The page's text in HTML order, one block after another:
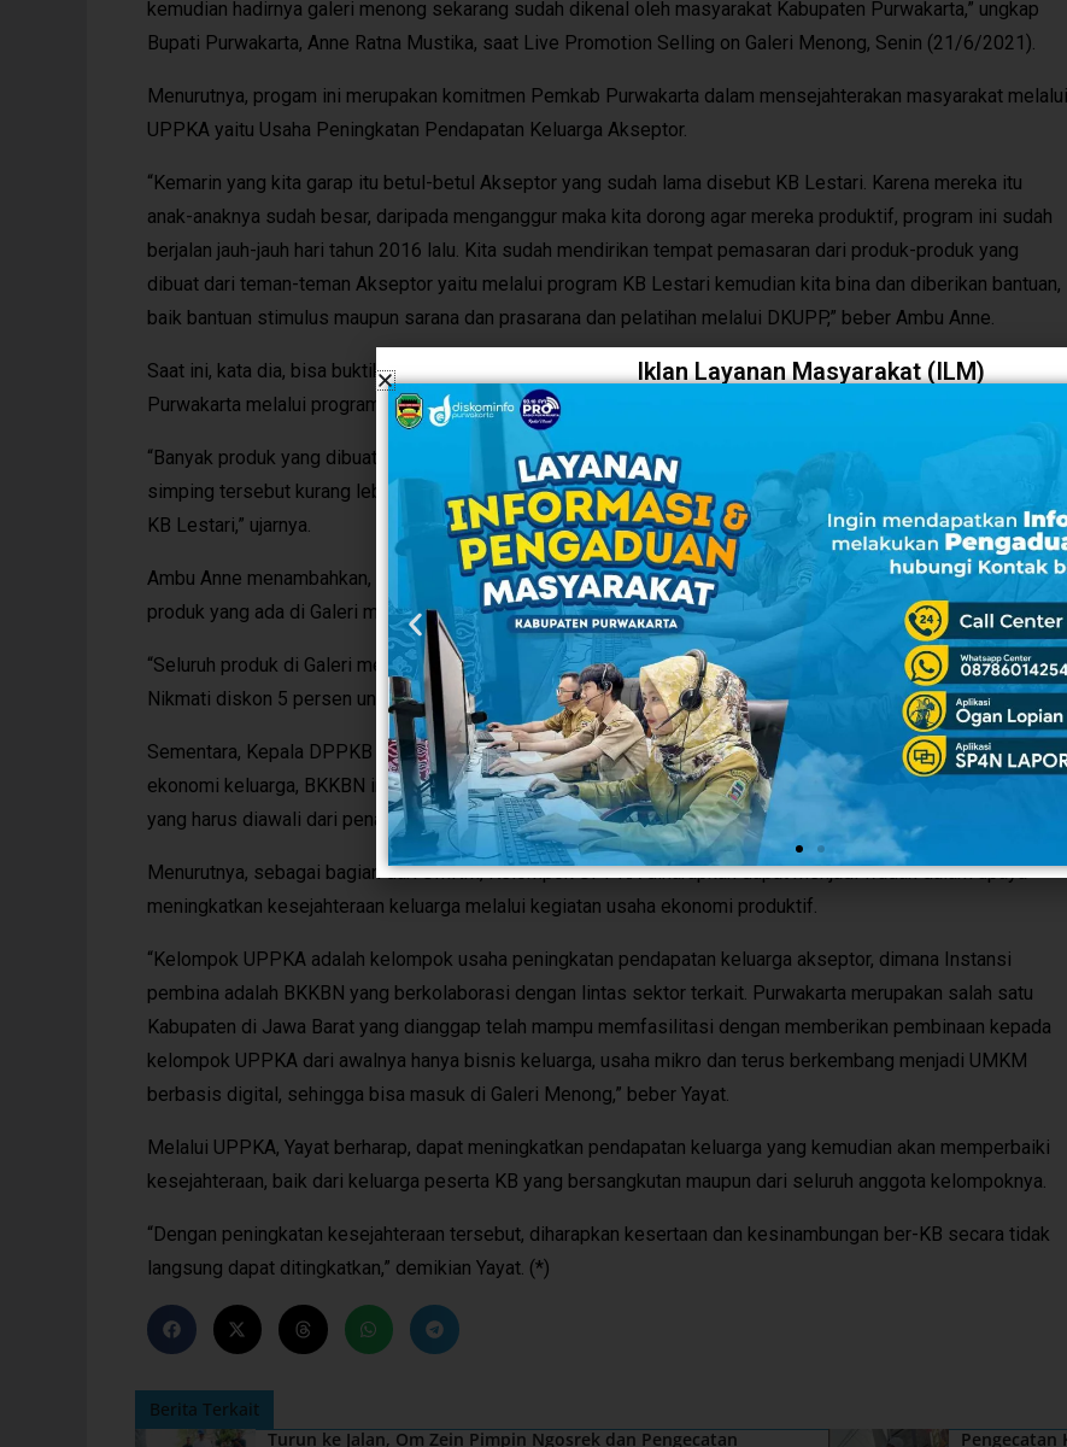
kemudian hadirnya galeri menong sekarang sudah dikenal oleh masyarakat Kabupaten Purwakarta,” ungkap
Bupati Purwakarta, Anne Ratna Mustika, saat Live Promotion Selling on Galeri Menong, Senin (21/6/2021).
Menurutnya, progam ini merupakan komitmen Pemkab Purwakarta dalam mensejahterakan masyarakat melalui
UPPKA yaitu Usaha Peningkatan Pendapatan Keluarga Akseptor.
“Kemarin yang kita garap itu betul-betul Akseptor yang sudah lama disebut KB Lestari. Karena mereka itu
anak-anaknya sudah besar, daripada menganggur maka kita dorong agar mereka produktif, program ini sudah
berjalan jauh-jauh hari tahun 2016 lalu. Kita sudah mendirikan tempat pemasaran dari produk-produk yang
dibuat dari teman-teman Akseptor yaitu melalui program KB Lestari kemudian kita bina dan diberikan bantuan,
baik bantuan stimulus maupun sarana dan prasarana dan pelatihan melalui DKUPP,” beber Ambu Anne.
Saat ini, kata dia, bisa buktikan program tersebut berhasil dan mudah-mudahan banyak sekali keluarga di
Purwakarta melalui program ini mendapatkan kesejahteraannya.
“Banyak produk yang dibuat oleh teman-teman KB Lestari tersebut seperti simping khas Purwakarta, pembuat
simping tersebut kurang lebih 80 pengrajin, dari 80 pengrajin tersebut salah satunya ada dari program UPPKA
KB Lestari,” ujarnya.
Ambu Anne menambahkan, dalam rangka peringatan Hari Keluarga Nasional (Harganas) yang ke 28 produk-
produk yang ada di Galeri menong itu berikan harga khusus yaitu diskon 5 persen.
“Seluruh produk di Galeri menong dan bisa menikmati makanan khas Purwakarta sampai dengan 29 Juli 2021.
Nikmati diskon 5 persen untuk produk-produk yang ada di galeri menong,” kata Ambu Anne.
Sementara, Kepala DPPKB Kabupaten Purwakarta, Yayat Hidayat mengatakan, melalui program pemberdayaan
ekonomi keluarga, BKKBN ingin mendorong berbagai pendekatan untuk memberdayakan ekonomi keluarga
yang harus diawali dari penataan pola pikir untuk bisa mengelola keuangan dengan baik.
Menurutnya, sebagai bagian dari UMKM, Kelompok UPPKA diharapkan dapat menjadi wadah dalam upaya
meningkatkan kesejahteraan keluarga melalui kegiatan usaha ekonomi produktif.
“Kelompok UPPKA adalah kelompok usaha peningkatan pendapatan keluarga akseptor, dimana Instansi
pembina adalah BKKBN yang berkolaborasi dengan lintas sektor terkait. Purwakarta merupakan salah satu
Kabupaten di Jawa Barat yang dianggap telah mampu memfasilitasi dengan memberikan pembinaan kepada
kelompok UPPKA dari awalnya hanya bisnis keluarga, usaha mikro dan terus berkembang menjadi UMKM
berbasis digital, sehingga bisa masuk di Galeri Menong,” beber Yayat.
Melalui UPPKA, Yayat berharap, dapat meningkatkan pendapatan keluarga yang kemudian akan memperbaiki
kesejahteraan, baik dari keluarga peserta KB yang bersangkutan maupun dari seluruh anggota kelompoknya.
“Dengan peningkatan kesejahteraan tersebut, diharapkan kesertaan dan kesinambungan ber-KB secara tidak
langsung dapat ditingkatkan,” demikian Yayat. (*)
Berita Terkait
Turun ke Jalan, Om Zein Pimpin Ngosrek dan Pengecatan
Pengecatan
Iklan Layanan Masyarakat (ILM)